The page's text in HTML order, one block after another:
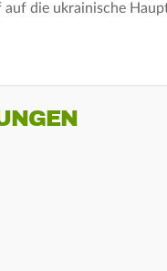
auf die ukrainische